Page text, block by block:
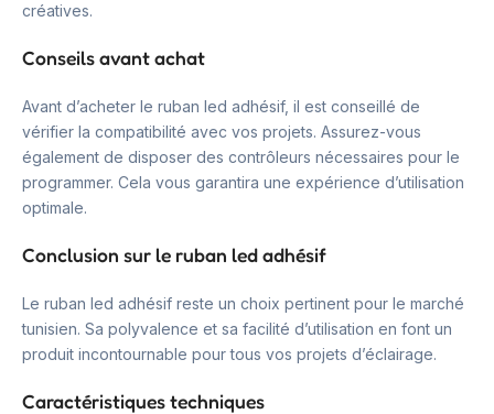
créatives.
Conseils avant achat
Avant d’acheter le ruban led adhésif, il est conseillé de
vérifier la compatibilité avec vos projets. Assurez-vous
également de disposer des contrôleurs nécessaires pour le
programmer. Cela vous garantira une expérience d’utilisation
optimale.
Conclusion sur le ruban led adhésif
Le ruban led adhésif reste un choix pertinent pour le marché
tunisien. Sa polyvalence et sa facilité d’utilisation en font un
produit incontournable pour tous vos projets d’éclairage.
Caractéristiques techniques